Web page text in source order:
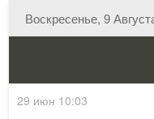
Воскресенье, 9
29 июн 10:03